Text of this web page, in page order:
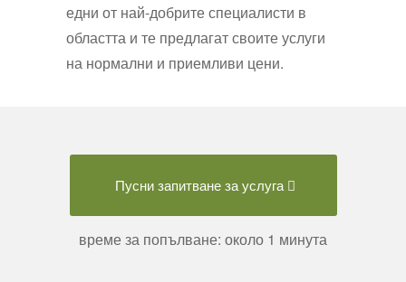
едни от най-добрите специалисти в
областта и те предлагат своите услуги
на нормални и приемливи цени.
Пусни запитване за услуга
време за попълване: около 1 минута